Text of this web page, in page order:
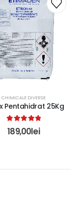
CHIMICALE DIVERSE
Pentahidrat 25Kg
5.00out of 5
189,00lei